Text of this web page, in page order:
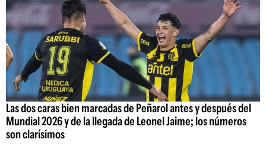
Las dos caras bien marcadas de Peñarol antes y después del
Mundial 2026 y de la llegada de Leonel Jaime; los números
son clarísimos